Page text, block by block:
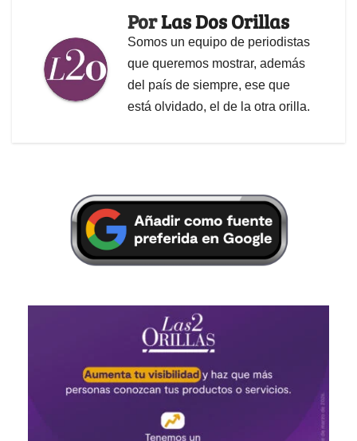
PorLas Dos Orillas
Somos un equipo de periodistas
que queremos mostrar, además
del país de siempre, ese que
está olvidado, el de la otra orilla.